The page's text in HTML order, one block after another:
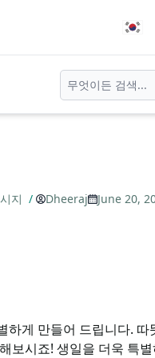
지 / Dheeraj
June 20,
하게 만들어 드립니다.
보시죠! 생일을 더욱 특